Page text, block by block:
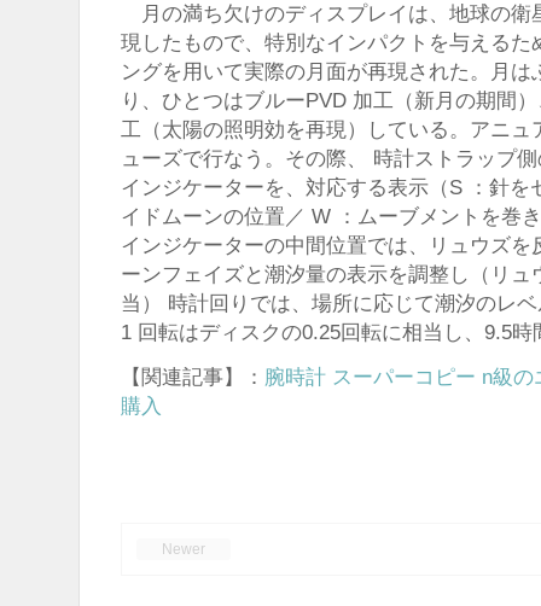
月の満ち欠けのディスプレイは、地球の衛
現したもので、特別なインパクトを与える
ングを用いて実際の月面が再現された。月
り、ひとつはブルーPVD 加工（新月の期間
工（太陽の照明効を再現）している。アニ
ューズで行なう。その際、 時計ストラップ
インジケーターを、対応する表示（S ：針を
イドムーンの位置／ W ：ムーブメントを巻
インジケーターの中間位置では、リュウズ
ーンフェイズと潮汐量の表示を調整し（リュ
当） 時計回りでは、場所に応じて潮汐のレ
1 回転はディスクの0.25回転に相当し、9.5
【関連記事】： 腕時計 スーパーコピー n級
購入
Newer